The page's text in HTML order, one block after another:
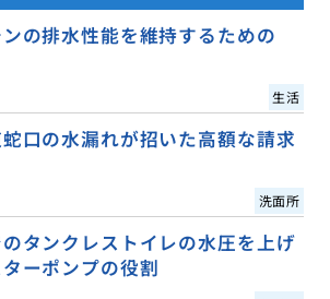
の排水性能を維持するための
生活
口の水漏れが招いた高額な請求
洗面所
タンクレストイレの水圧を上げ
ーポンプの役割